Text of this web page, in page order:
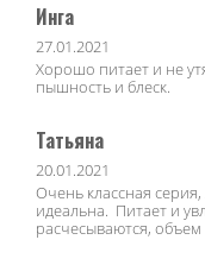
Инга
27.01.2021
Хорошо питает и не
пышность и блеск.
Татьяна
20.01.2021
Очень классная
идеальна. Питает и
расчесываются,